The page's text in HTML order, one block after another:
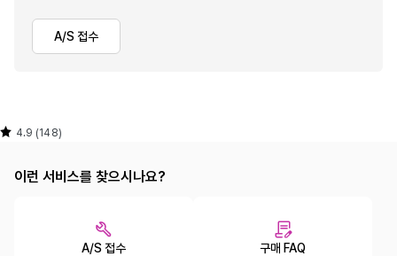
A/S 접수
4.9 (148)
이런 서비스를 찾으시나요?
A/S 접수 구매 FAQ